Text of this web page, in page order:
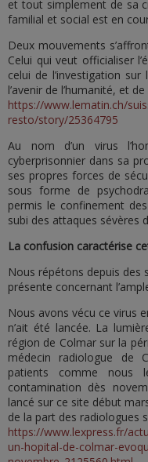
et tout simplement de sa
familial et social est en
Deux mouvements
Celui qui veut officialiser
celui de l’investigation
l’avenir de l’humanité, et
https://www.lematin.ch/
resto/story/25364795
Au nom d’un virus
cyberprisonnier dans sa
ses propres forces de
sous forme de
permis le confinement
subi des attaques sévères
La confusion caractérise
Nous répétons depuis des
présente concernant
Nous avons vécu ce virus
n’ait été lancée. La
région de Colmar sur la
médecin radiologue de
patients comme nous
contamination dès
lancé sur ce site début
de la part des radiologues
https://www.lexpress.fr/
un-hopital-de-colmar-